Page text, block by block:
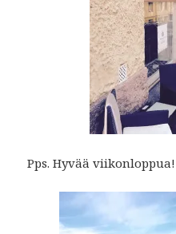
Pps. Hyvää viikonloppua!